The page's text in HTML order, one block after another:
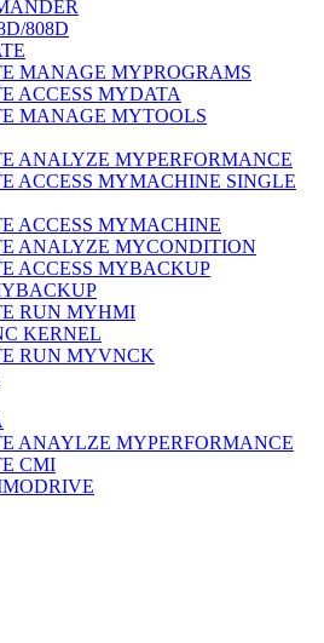
808D
MANAGE MYPROGRAMS
ACCESS MYDATA
MANAGE MYTOOLS
ANALYZE MYPERFORMANCE
ACCESS MYMACHINE SINGLE
ACCESS MYMACHINE
ANALYZE MYCONDITION
ACCESS MYBACKUP
RUN MYHMI
KERNEL
RUN MYVNCK
ANAYLZE MYPERFORMANCE
CMI